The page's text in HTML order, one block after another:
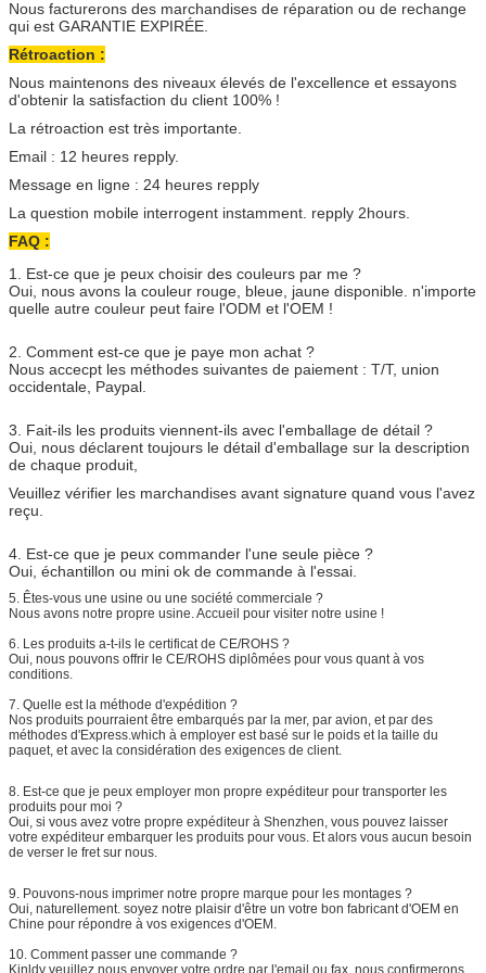
Nous facturerons des marchandises de réparation ou de rechange
qui est GARANTIE EXPIRÉE.
Rétroaction :
Nous maintenons des niveaux élevés de l'excellence et essayons
d'obtenir la satisfaction du client 100% !
La rétroaction est très importante.
Email : 12 heures repply.
Message en ligne : 24 heures repply
La question mobile interrogent instamment. repply 2hours.
FAQ :
1. Est-ce que je peux choisir des couleurs par me ?
Oui, nous avons la couleur rouge, bleue, jaune disponible. n'importe
quelle autre couleur peut faire l'ODM et l'OEM !
2. Comment est-ce que je paye mon achat ?
Nous accecpt les méthodes suivantes de paiement : T/T, union
occidentale, Paypal.
3. Fait-ils les produits viennent-ils avec l'emballage de détail ?
Oui, nous déclarent toujours le détail d'emballage sur la description
de chaque produit,
Veuillez vérifier les marchandises avant signature quand vous l'avez
reçu.
4. Est-ce que je peux commander l'une seule pièce ?
Oui, échantillon ou mini ok de commande à l'essai.
5. Êtes-vous une usine ou une société commerciale ?
Nous avons notre propre usine. Accueil pour visiter notre usine !
6. Les produits a-t-ils le certificat de CE/ROHS ?
Oui, nous pouvons offrir le CE/ROHS diplômées pour vous quant à vos
conditions.
7. Quelle est la méthode d'expédition ?
Nos produits pourraient être embarqués par la mer, par avion, et par des
méthodes d'Express.which à employer est basé sur le poids et la taille du
paquet, et avec la considération des exigences de client.
8. Est-ce que je peux employer mon propre expéditeur pour transporter les
produits pour moi ?
Oui, si vous avez votre propre expéditeur à Shenzhen, vous pouvez laisser
votre expéditeur embarquer les produits pour vous. Et alors vous aucun besoin
de verser le fret sur nous.
9. Pouvons-nous imprimer notre propre marque pour les montages ?
Oui, naturellement. soyez notre plaisir d'être un votre bon fabricant d'OEM en
Chine pour répondre à vos exigences d'OEM.
10. Comment passer une commande ?
Kinldy veuillez nous envoyer votre ordre par l'email ou fax, nous confirmerons